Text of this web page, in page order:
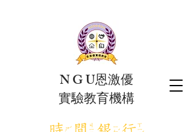
N G U恩激優
實驗教育機構